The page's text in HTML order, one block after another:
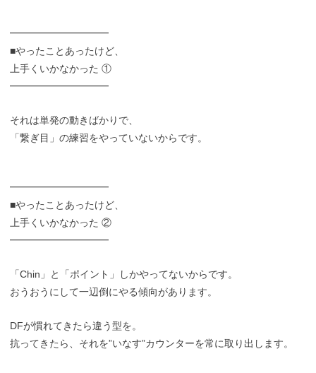
━━━━━━━━━━
■やったことあったけど、
上手くいかなかった ①
━━━━━━━━━━
それは単発の動きばかりで、
「繋ぎ目」の練習をやっていないからです。
━━━━━━━━━━
■やったことあったけど、
上手くいかなかった ②
━━━━━━━━━━
「Chin」と「ポイント」しかやってないからです。
おうおうにして一辺倒にやる傾向があります。
DFが慣れてきたら違う型を。
抗ってきたら、それを”いなす”カウンターを常に取り出します。